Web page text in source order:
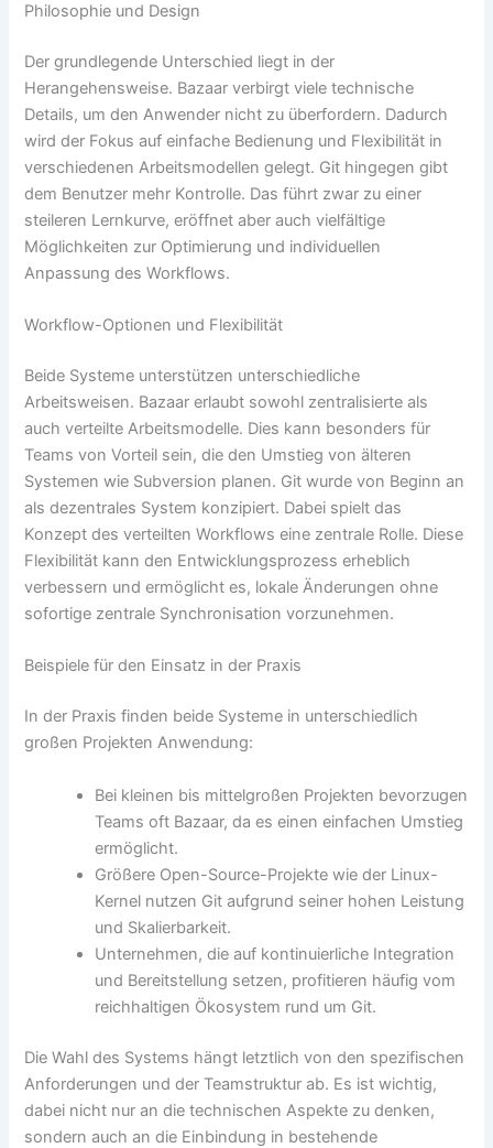
Philosophie und Design
Der grundlegende Unterschied liegt in der
Herangehensweise. Bazaar verbirgt viele technische
Details, um den Anwender nicht zu überfordern. Dadurch
wird der Fokus auf einfache Bedienung und Flexibilität in
verschiedenen Arbeitsmodellen gelegt. Git hingegen gibt
dem Benutzer mehr Kontrolle. Das führt zwar zu einer
steileren Lernkurve, eröffnet aber auch vielfältige
Möglichkeiten zur Optimierung und individuellen
Anpassung des Workflows.
Workflow-Optionen und Flexibilität
Beide Systeme unterstützen unterschiedliche
Arbeitsweisen. Bazaar erlaubt sowohl zentralisierte als
auch verteilte Arbeitsmodelle. Dies kann besonders für
Teams von Vorteil sein, die den Umstieg von älteren
Systemen wie Subversion planen. Git wurde von Beginn an
als dezentrales System konzipiert. Dabei spielt das
Konzept des verteilten Workflows eine zentrale Rolle. Diese
Flexibilität kann den Entwicklungsprozess erheblich
verbessern und ermöglicht es, lokale Änderungen ohne
sofortige zentrale Synchronisation vorzunehmen.
Beispiele für den Einsatz in der Praxis
In der Praxis finden beide Systeme in unterschiedlich
großen Projekten Anwendung:
Bei kleinen bis mittelgroßen Projekten bevorzugen
Teams oft Bazaar, da es einen einfachen Umstieg
ermöglicht.
Größere Open-Source-Projekte wie der Linux-
Kernel nutzen Git aufgrund seiner hohen Leistung
und Skalierbarkeit.
Unternehmen, die auf kontinuierliche Integration
und Bereitstellung setzen, profitieren häufig vom
reichhaltigen Ökosystem rund um Git.
Die Wahl des Systems hängt letztlich von den spezifischen
Anforderungen und der Teamstruktur ab. Es ist wichtig,
dabei nicht nur an die technischen Aspekte zu denken,
sondern auch an die Einbindung in bestehende